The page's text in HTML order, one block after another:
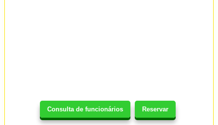
Consulta de funcionários Reservar